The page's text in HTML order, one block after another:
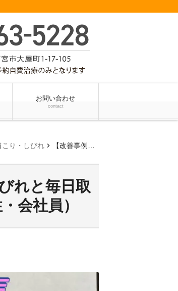
お問い合わせ
contact
こり・しびれ chevron_right 【改善事例】慢性的な肩こり・手のしびれと毎日取れない疲れがスッキリ改善（32歳女性・会社員）
れと毎日取
会社員）